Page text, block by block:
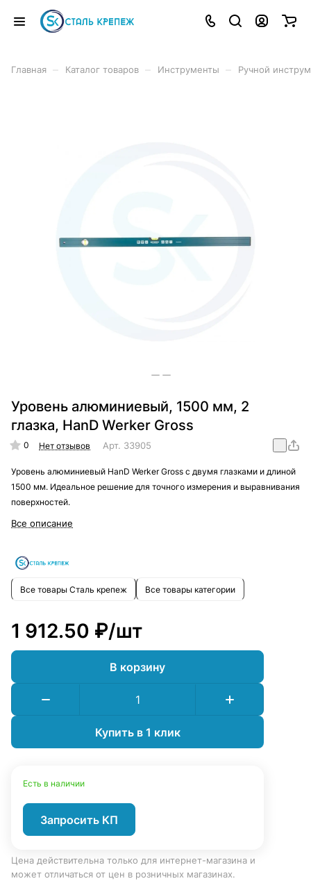
Главная Каталог товаров Инструменты Ручной
Уровень алюминиевый, 1500 мм, 2
глазка, HanD Werker Gross
0 Нет отзывов Арт. 33905
Уровень алюминиевый HanD Werker Gross с двумя глазками и длиной
1500 мм. Идеальное решение для точного измерения и выравнивания
поверхностей.
Все описание
Все товары Сталь крепеж Все товары категории
1 912.50 ₽/шт
В корзину
Купить в 1 клик
Есть в наличии
Запросить КП
Цена действительна только для интернет-магазина и
может отличаться от цен в розничных магазинах.